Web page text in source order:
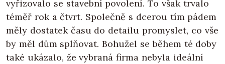
vyřizovalo se stavební povolení. To však trvalo
téměř rok a čtvrt. Společně s dcerou tím pádem
měly dostatek času do detailu promyslet, co vše
by měl dům splňovat. Bohužel se během té doby
také ukázalo, že vybraná firma nebyla ideální